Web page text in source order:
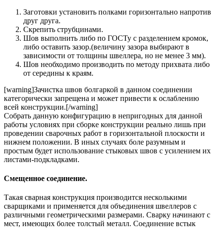
Заготовки установить полками горизонтально напротив
друг друга.
Скрепить струбцинами.
Шов выполнить либо по ГОСТу с разделением кромок,
либо оставить зазор.(величину зазора выбирают в
зависимости от толщины швеллера, но не менее 3 мм).
Шов необходимо производить по методу прихвата либо
от середины к краям.
[warning]Зачистка швов болгаркой в данном соединении
категорически запрещена и может привести к ослаблению
всей конструкции.[/warning]
Собрать данную конфигурацию в непригодных для данной
работы условиях при сборке конструкции реально лишь при
проведении сварочных работ в горизонтальной плоскости и
нижнем положении. В иных случаях боле разумным и
простым будет использование стыковых швов с усилением их
листами-подкладками.
Смещенное соединение.
Такая сварная конструкция производится несколькими
сварщиками и применяется для объединения швеллеров с
различными геометрическими размерами. Сварку начинают с
мест, имеющих более толстый металл. Соединение встык